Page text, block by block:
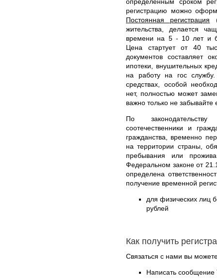
регистрацию можно
Постоянная регистрация
жительства, делается
времени на 5 - 10 лет и
Цена стартует от 40
документов составляет
ипотеки, внушительных
на работу на гос
средствах, особой
нет, полностью может
важно только не
По
соотечественники и
гражданства, временно
на территории страны,
пребывания или
Федеральном законе от
определена
получение временной
для физических лиц
рублей
Как получить
Связаться с нами вы
Написать